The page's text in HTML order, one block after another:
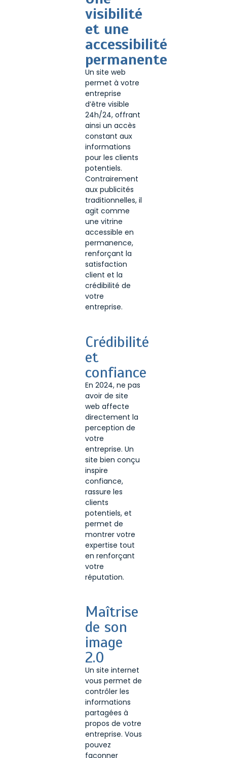
visibilité
et une
accessibilité
permanente
Un site web
permet à votre
entreprise
d’être visible
24h/24, offrant
ainsi un accès
constant aux
informations
pour les clients
potentiels.
Contrairement
aux publicités
traditionnelles, il
agit comme
une vitrine
accessible en
permanence,
renforçant la
satisfaction
client et la
crédibilité de
votre
entreprise.
Crédibilité
et
confiance
En 2024, ne pas
avoir de site
web affecte
directement la
perception de
votre
entreprise. Un
site bien conçu
inspire
confiance,
rassure les
clients
potentiels, et
permet de
montrer votre
expertise tout
en renforçant
votre
réputation.
Maîtrise
de son
image
2.0
Un site internet
vous permet de
contrôler les
informations
partagées à
propos de votre
entreprise. Vous
pouvez
façonner